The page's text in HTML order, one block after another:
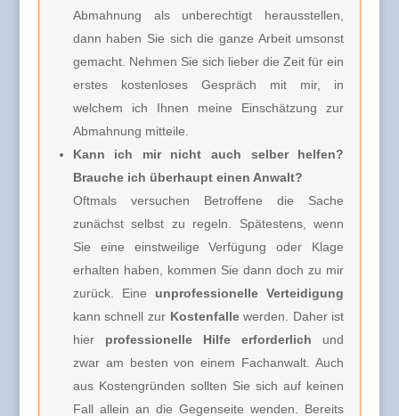
Abmahnung als unberechtigt herausstellen,
dann haben Sie sich die ganze Arbeit umsonst
gemacht. Nehmen Sie sich lieber die Zeit für ein
erstes kostenloses Gespräch mit mir, in
welchem ich Ihnen meine Einschätzung zur
Abmahnung mitteile.
Kann ich mir nicht auch selber helfen?
Brauche ich überhaupt einen Anwalt?
Oftmals versuchen Betroffene die Sache
zunächst selbst zu regeln. Spätestens, wenn
Sie eine einstweilige Verfügung oder Klage
erhalten haben, kommen Sie dann doch zu mir
zurück. Eine unprofessionelle Verteidigung
kann schnell zur Kostenfallewerden. Daher ist
hier professionelle Hilfe erforderlich und
zwar am besten von einem Fachanwalt. Auch
aus Kostengründen sollten Sie sich auf keinen
Fall allein an die Gegenseite wenden. Bereits